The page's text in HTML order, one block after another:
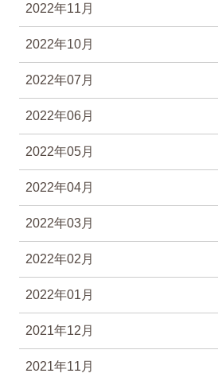
2022年11月
2022年10月
2022年07月
2022年06月
2022年05月
2022年04月
2022年03月
2022年02月
2022年01月
2021年12月
2021年11月